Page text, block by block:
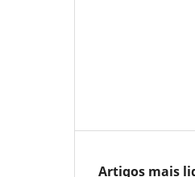
Artigos mais